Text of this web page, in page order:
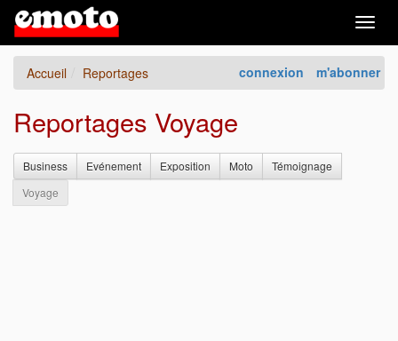
connexion m'abonner
Accueil Reportages
Reportages Voyage
Business Evénement Exposition Moto
Témoignage
Voyage